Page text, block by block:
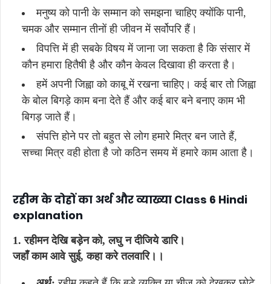
मनुष्य को पानी के सम्मान को समझना चाहिए क्योंकि पानी,
चमक और सम्मान तीनों ही जीवन में सर्वोपरि हैं।
विपत्ति में ही सबके विषय में जाना जा सकता है कि संसार में
कौन हमारा हितैषी है और कौन केवल दिखावा ही करता है।
हमें अपनी जिह्वा को काबू में रखना चाहिए। कई बार तो जिह्वा
के बोल बिगड़े काम बना देते हैं और कई बार बने बनाए काम भी
बिगड़ जाते हैं।
संपत्ति होने पर तो बहुत से लोग हमारे मित्र बन जाते हैं,
सच्चा मित्र वही होता है जो कठिन समय में हमारे काम आता है।
रहीमकेदोहोंका अर्थऔरव्याख्या Class 6 Hindi
explanation
1. रहीमनदेखिबड़ेनको,लघुनदीजियेडारि।
जहाँकामआवेसुई,कहाकरेतलवारि।।